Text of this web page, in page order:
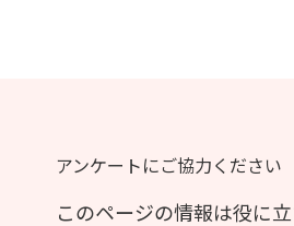
アンケートにご協力ください
このページの情報は役に